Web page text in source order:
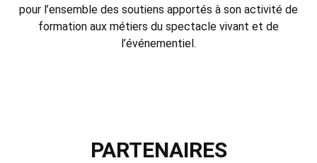
pour l’ensemble des soutiens apportés à son activité de
formation aux métiers du spectacle vivant et de
l’événementiel.
PARTENAIRES